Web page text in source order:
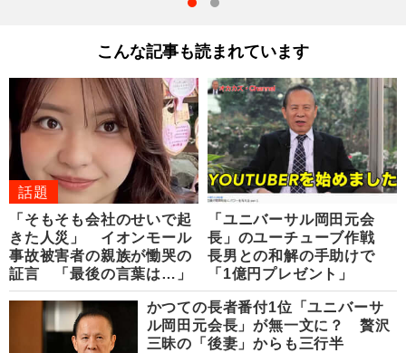
こんな記事も読まれています
話題
「そもそも会社のせいで起
きた人災」 イオンモール
事故被害者の親族が慟哭の
証言 「最後の言葉は…」
「ユニバーサル岡田元会
長」のユーチューブ作戦
長男との和解の手助けで
「1億円プレゼント」
かつての長者番付1位「ユニバーサ
ル岡田元会長」が無一文に？ 贅沢
三昧の「後妻」からも三行半